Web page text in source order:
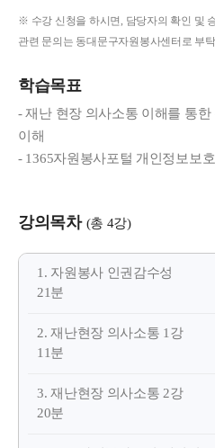
※ 수강 신청을 하시면, 담당자의 확인 및
관련 문의는 동대문구자원봉사센터로 부
학습목표
- 재난 현장 의사소통 이해를 통
이해
- 1365자원봉사포털 개인정보보
강의목차 (총 4강)
1. 자원봉사 인권감수성
21분
2. 재난현장 의사소통 1강
11분
3. 재난현장 의사소통 2강
20분